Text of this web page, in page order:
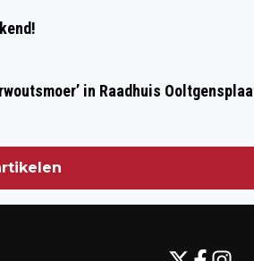
in Raadhuis